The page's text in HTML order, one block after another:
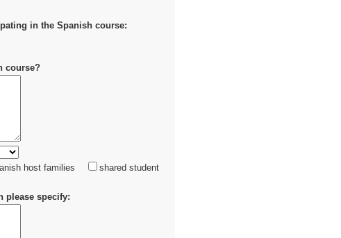
in the Spanish course:
course?
host families
shared student
please specify: